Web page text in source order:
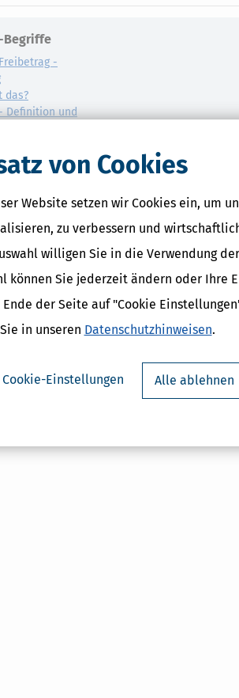
von Cookies
Website setzen wir Cookies ein, um
zu verbessern und
willigen Sie in die Verwendung
können Sie jederzeit ändern oder Ihre
Ende der Seite auf "Cookie
in unseren Datenschutzhinweisen.
Cookie-Einstellungen Alle ablehnen
Begriffe
-
das?
Definition und